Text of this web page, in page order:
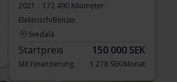
2021
172 490 Kilometer
Elektrisch/Benzin
Svedala
Startpreis 150 000 SEK
Mit Finanzierung 1 278 SEK/Monat